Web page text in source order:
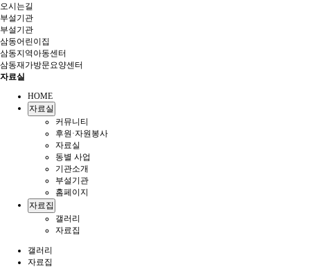
오시는길
부설기관
부설기관
삼동어린이집
삼동지역아동센터
삼동재가방문요양센터
자료실
HOME
자료실
커뮤니티
후원·자원봉사
자료실
동별 사업
기관소개
부설기관
홈페이지
자료집
갤러리
자료집
갤러리
자료집